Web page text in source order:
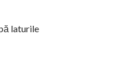
laturile